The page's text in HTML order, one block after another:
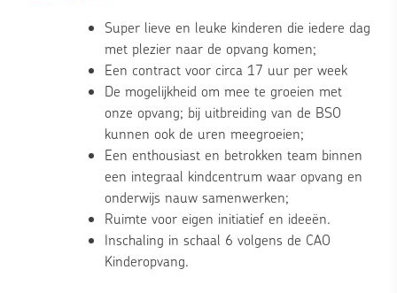
Super lieve en leuke kinderen die iedere dag
met plezier naar de opvang komen;
Een contract voor circa 17 uur per week
De mogelijkheid om mee te groeien met
onze opvang; bij uitbreiding van de BSO
kunnen ook de uren meegroeien;
Een enthousiast en betrokken team binnen
een integraal kindcentrum waar opvang en
onderwijs nauw samenwerken;
Ruimte voor eigen initiatief en ideeën.
Inschaling in schaal 6 volgens de CAO
Kinderopvang.